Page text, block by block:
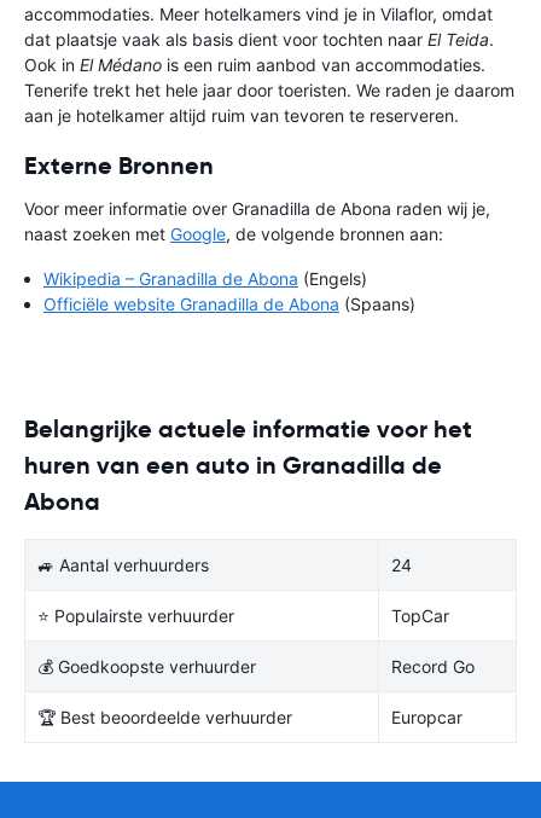
accommodaties. Meer hotelkamers vind je in Vilaflor, omdat
dat plaatsje vaak als basis dient voor tochten naar El Teida.
Ook in El Médano is een ruim aanbod van accommodaties.
Tenerife trekt het hele jaar door toeristen. We raden je daarom
aan je hotelkamer altijd ruim van tevoren te reserveren.
Externe Bronnen
Voor meer informatie over Granadilla de Abona raden wij je,
naast zoeken met Google, de volgende bronnen aan:
Wikipedia – Granadilla de Abona (Engels)
Officiële website Granadilla de Abona (Spaans)
Belangrijke actuele informatie voor het
huren van een auto in Granadilla de
Abona
🚙 Aantal verhuurders 24
⭐ Populairste verhuurder TopCar
💰 Goedkoopste verhuurder Record Go
🏆 Best beoordeelde verhuurder Europcar